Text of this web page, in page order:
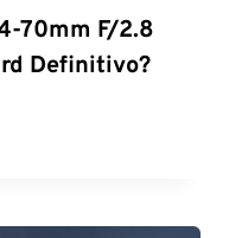
70mm F/2.8
Definitivo?